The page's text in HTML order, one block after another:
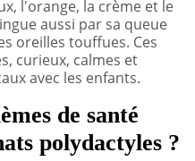
l'orange, la crème et le
aussi par sa queue
oreilles touffues. Ces
curieux, calmes et
avec les enfants.
de santé
polydactyles ?